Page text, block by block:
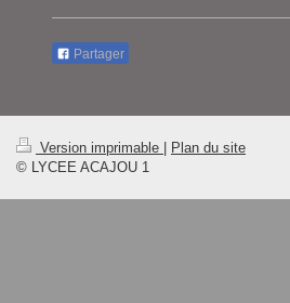
Partager
Version imprimable
Plan du site
© LYCEE ACAJOU 1